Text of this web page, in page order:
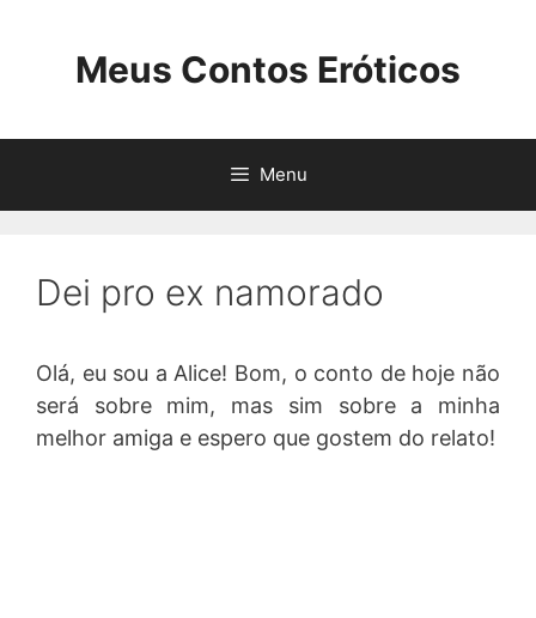
Meus Contos Eróticos
Menu
Dei pro ex namorado
Olá, eu sou a Alice! Bom, o conto de hoje não
será sobre mim, mas sim sobre a minha
melhor amiga e espero que gostem do relato!